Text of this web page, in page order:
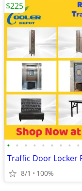
• • • • • • • • •
8/1 100%
$225